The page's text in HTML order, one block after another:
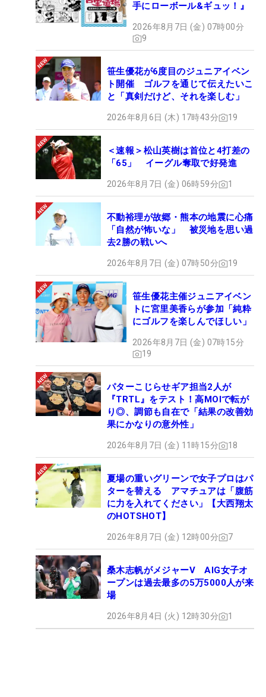
手にローボール&ギュッ！』
2026年8月7日 (金) 07時00分
9
笹生優花が6度目のジュニアイベン
ト開催 ゴルフを通じて伝えたいこ
と「真剣だけど、それを楽しむ」
2026年8月6日 (木) 17時43分 19
＜速報＞松山英樹は首位と4打差の
「65」 イーグル奪取で好発進
2026年8月7日 (金) 06時59分 1
不動裕理が故郷・熊本の地震に心痛
「自然が怖いな」 被災地を思い過
去2勝の戦いへ
2026年8月7日 (金) 07時50分 19
笹生優花主催ジュニアイベン
トに宮里美香らが参加「純粋
にゴルフを楽しんでほしい」
2026年8月7日 (金) 07時15分
19
パターこじらせギア担当2人が
『TRTL』をテスト！高MOIで転が
り◎、調節も自在で「結果の改善効
果にかなりの意外性」
2026年8月7日 (金) 11時15分 18
夏場の重いグリーンで女子プロはパ
ターを替える アマチュアは「腹筋
に力を入れてください」【大西翔太
のHOTSHOT】
2026年8月7日 (金) 12時00分 7
桑木志帆がメジャーV AIG女子オ
ープンは過去最多の5万5000人が来
場
2026年8月4日 (火) 12時30分 1